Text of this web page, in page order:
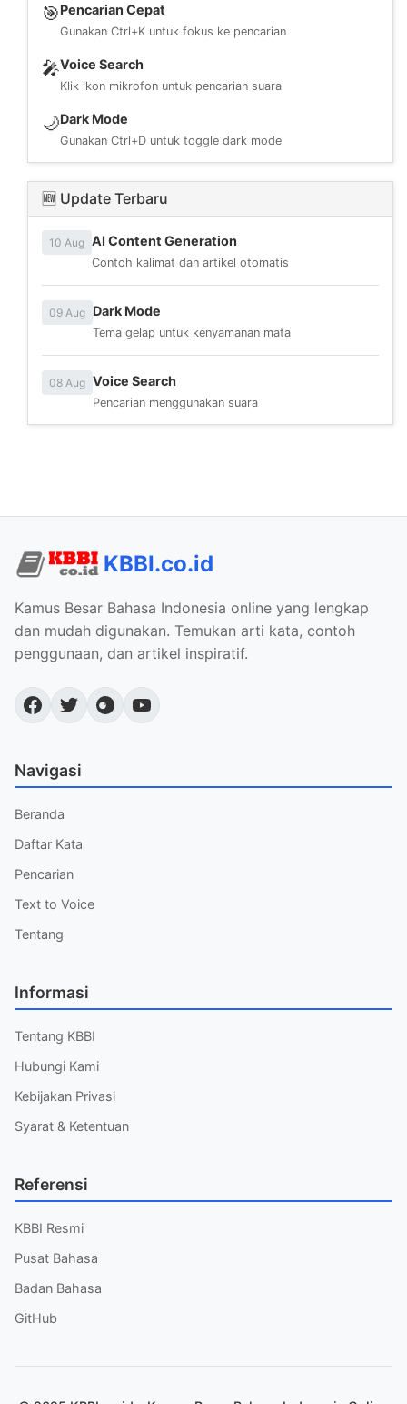
🎯Pencarian Cepat
Gunakan Ctrl+K untuk fokus ke pencarian
🎤Voice Search
Klik ikon mikrofon untuk pencarian suara
🌙Dark Mode
Gunakan Ctrl+D untuk toggle dark mode
🆕 Update Terbaru
10 Aug AI Content Generation
Contoh kalimat dan artikel otomatis
09 Aug Dark Mode
Tema gelap untuk kenyamanan mata
08 Aug Voice Search
Pencarian menggunakan suara
KBBI.co.id
Kamus Besar Bahasa Indonesia online yang lengkap
dan mudah digunakan. Temukan arti kata, contoh
penggunaan, dan artikel inspiratif.
Navigasi
Beranda
Daftar Kata
Pencarian
Text to Voice
Tentang
Informasi
Tentang KBBI
Hubungi Kami
Kebijakan Privasi
Syarat & Ketentuan
Referensi
KBBI Resmi
Pusat Bahasa
Badan Bahasa
GitHub